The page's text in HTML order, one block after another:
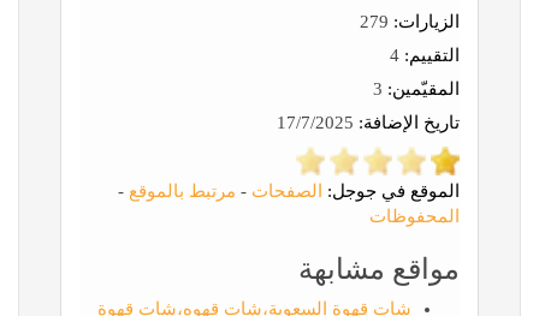
الزيارات:
التقييم:
المقيّمين:
تاريخ الإضافة:
الموقع في جوجل: الصفحات - مرتبط بالموقع -
المحفوظات
مواقع مشابهة
شات قهوة السعوية،شات قهوه،شات قهوة